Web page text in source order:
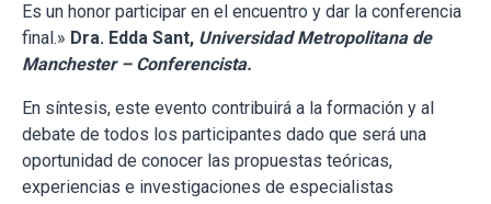
Es un honor participar en el encuentro y dar la conferencia
final.» Dra. Edda Sant, Universidad Metropolitana de
Manchester – Conferencista.
En síntesis, este evento contribuirá a la formación y al
debate de todos los participantes dado que será una
oportunidad de conocer las propuestas teóricas,
experiencias e investigaciones de especialistas